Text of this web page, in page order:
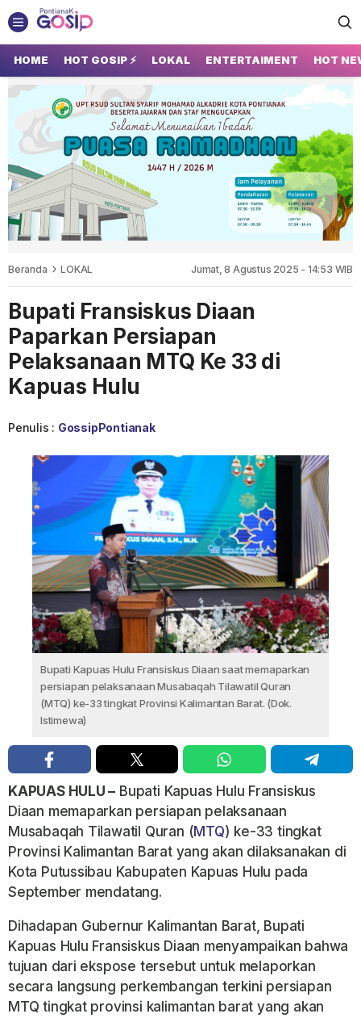
GOSIP PONTIANAK
Tempatnya Gosip Terupdate Pontianak
HOME HOT GOSIP ⚡ LOKAL ENTERTAIMENT HOT
Beranda LOKAL Jumat, 8 Agustus 2025 - 14:53 WIB
Bupati Fransiskus Diaan
Paparkan Persiapan
Pelaksanaan MTQ Ke 33 di
Kapuas Hulu
Penulis : GossipPontianak
Bupati Kapuas Hulu Fransiskus Diaan saat memaparkan
persiapan pelaksanaan Musabaqah Tilawatil Quran
(MTQ) ke-33 tingkat Provinsi Kalimantan Barat. (Dok.
Istimewa)
KAPUAS HULU – Bupati Kapuas Hulu Fransiskus
Diaan memaparkan persiapan pelaksanaan
Musabaqah Tilawatil Quran (MTQ) ke-33 tingkat
Provinsi Kalimantan Barat yang akan dilaksanakan di
Kota Putussibau Kabupaten Kapuas Hulu pada
September mendatang.
Dihadapan Gubernur Kalimantan Barat, Bupati
Kapuas Hulu Fransiskus Diaan menyampaikan bahwa
tujuan dari ekspose tersebut untuk melaporkan
secara langsung perkembangan terkini persiapan
MTQ tingkat provinsi kalimantan barat yang akan